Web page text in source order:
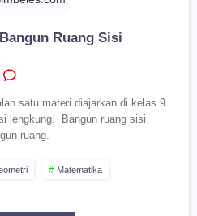
Ruang Sisi
satu materi diajarkan di kelas 9
lengkung. Bangun ruang sisi
ruang.
Matematika